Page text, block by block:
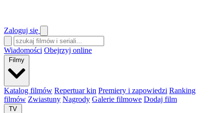
Zaloguj się
Wiadomości Obejrzyj online
Filmy
Katalog filmów Repertuar kin Premiery i zapowiedzi Ranking
filmów Zwiastuny Nagrody Galerie filmowe Dodaj film
TV